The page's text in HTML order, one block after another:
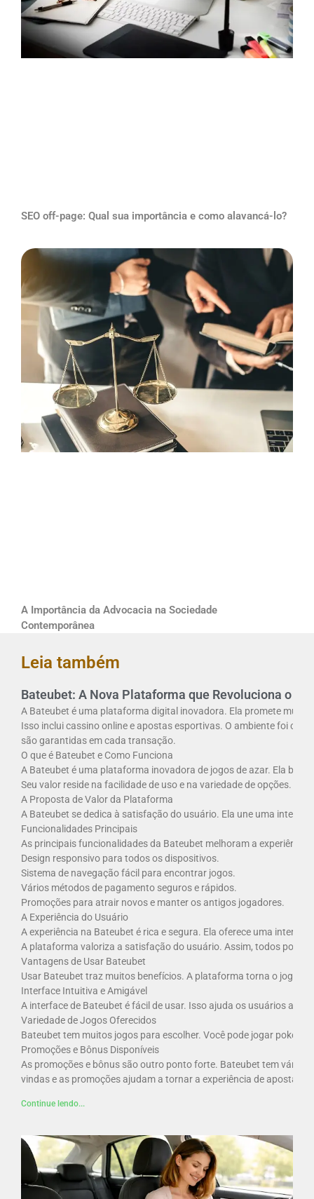
SEO off-page: Qual sua importância e como alavancá-lo?
A Importância da Advocacia na Sociedade
Contemporânea
Leia também
Bateubet: A Nova Plataforma que Revoluciona o
A Bateubet é uma plataforma digital inovadora. Ela promete
Isso inclui cassino online e apostas esportivas. O ambiente foi
são garantidas em cada transação.
O que é Bateubet e Como Funciona
A Bateubet é uma plataforma inovadora de jogos de azar. Ela
Seu valor reside na facilidade de uso e na variedade de opções.
A Proposta de Valor da Plataforma
A Bateubet se dedica à satisfação do usuário. Ela une uma
Funcionalidades Principais
As principais funcionalidades da Bateubet melhoram a experiência
Design responsivo para todos os dispositivos.
Sistema de navegação fácil para encontrar jogos.
Vários métodos de pagamento seguros e rápidos.
Promoções para atrair novos e manter os antigos jogadores.
A Experiência do Usuário
A experiência na Bateubet é rica e segura. Ela oferece uma
A plataforma valoriza a satisfação do usuário. Assim, todos
Vantagens de Usar Bateubet
Usar Bateubet traz muitos benefícios. A plataforma torna o jogo
Interface Intuitiva e Amigável
A interface de Bateubet é fácil de usar. Isso ajuda os usuários a
Variedade de Jogos Oferecidos
Bateubet tem muitos jogos para escolher. Você pode jogar poker
Promoções e Bônus Disponíveis
As promoções e bônus são outro ponto forte. Bateubet tem
vindas e as promoções ajudam a tornar a experiência de apostas
Continue lendo...